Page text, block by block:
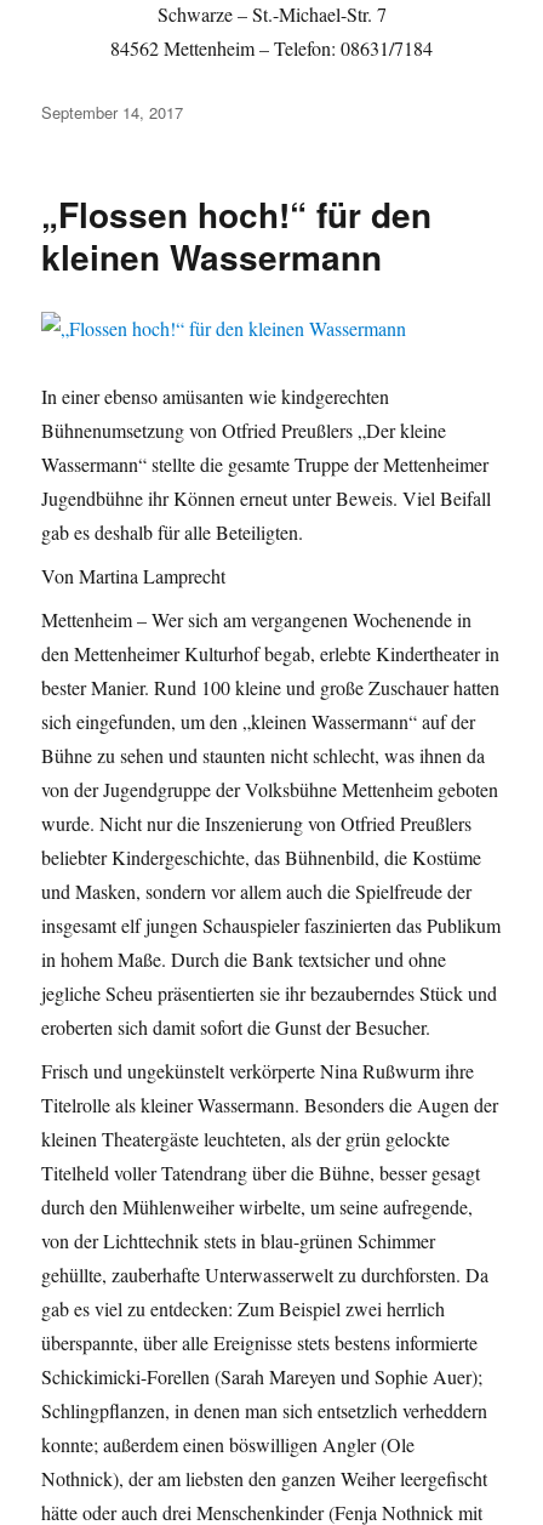
Schwarze – St.-Michael-Str. 7
84562 Mettenheim – Telefon: 08631/7184
Veröffentlicht
September 14, 2017
„Flossen hoch!“ für den
kleinen Wassermann
In einer ebenso amüsanten wie kindgerechten
Bühnenumsetzung von Otfried Preußlers „Der kleine
Wassermann“ stellte die gesamte Truppe der Mettenheimer
Jugendbühne ihr Können erneut unter Beweis. Viel Beifall
gab es deshalb für alle Beteiligten.
Von Martina Lamprecht
Mettenheim – Wer sich am vergangenen Wochenende in
den Mettenheimer Kulturhof begab, erlebte Kindertheater in
bester Manier. Rund 100 kleine und große Zuschauer hatten
sich eingefunden, um den „kleinen Wassermann“ auf der
Bühne zu sehen und staunten nicht schlecht, was ihnen da
von der Jugendgruppe der Volksbühne Mettenheim geboten
wurde. Nicht nur die Inszenierung von Otfried Preußlers
beliebter Kindergeschichte, das Bühnenbild, die Kostüme
und Masken, sondern vor allem auch die Spielfreude der
insgesamt elf jungen Schauspieler faszinierten das Publikum
in hohem Maße. Durch die Bank textsicher und ohne
jegliche Scheu präsentierten sie ihr bezauberndes Stück und
eroberten sich damit sofort die Gunst der Besucher.
Frisch und ungekünstelt verkörperte Nina Rußwurm ihre
Titelrolle als kleiner Wassermann. Besonders die Augen der
kleinen Theatergäste leuchteten, als der grün gelockte
Titelheld voller Tatendrang über die Bühne, besser gesagt
durch den Mühlenweiher wirbelte, um seine aufregende,
von der Lichttechnik stets in blau-grünen Schimmer
gehüllte, zauberhafte Unterwasserwelt zu durchforsten. Da
gab es viel zu entdecken: Zum Beispiel zwei herrlich
überspannte, über alle Ereignisse stets bestens informierte
Schickimicki-Forellen (Sarah Mareyen und Sophie Auer);
Schlingpflanzen, in denen man sich entsetzlich verheddern
konnte; außerdem einen böswilligen Angler (Ole
Nothnick), der am liebsten den ganzen Weiher leergefischt
hätte oder auch drei Menschenkinder (Fenja Nothnick mit